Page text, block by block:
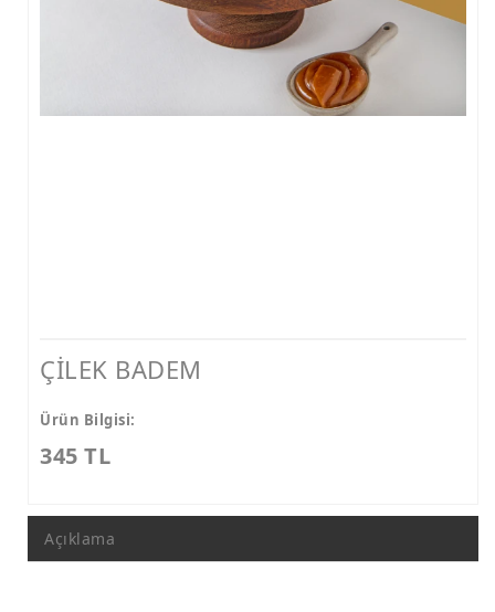
ÇİLEK BADEM
Ürün Bilgisi:
345 TL
Açıklama